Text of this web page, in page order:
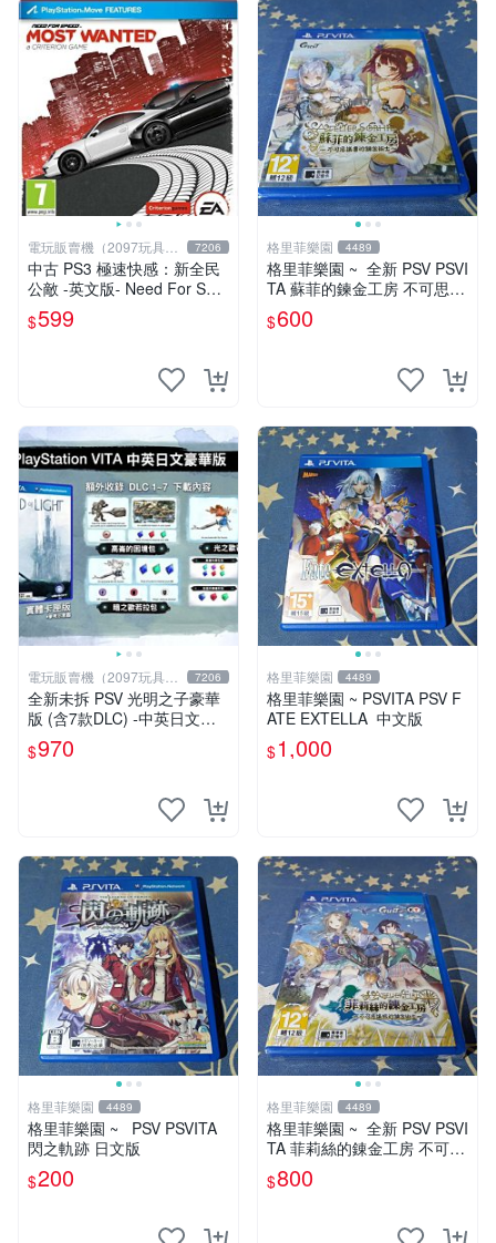
電玩販賣機（2097玩具公
仔舖
7206
中古 PS3 極速快感：新全民
公敵 -英文版- Need For Spe
ed Most Wanted
$599
格里菲樂園 4489
格里菲樂園 ~ 全新 PSV PSVI
TA 蘇菲的鍊金工房 不可思議
之書的鍊金術士 中文版
$600
電玩販賣機（2097玩具公
仔舖
7206
全新未拆 PSV 光明之子豪華
版 (含7款DLC) -中英日文亞
版- Child of Light
$970
格里菲樂園 4489
格里菲樂園 ~ PSVITA PSV F
ATE EXTELLA 中文版
$1,000
格里菲樂園 4489
格里菲樂園 ~ PSV PSVITA
閃之軌跡 日文版
$200
格里菲樂園 4489
格里菲樂園 ~ 全新 PSV PSVI
TA 菲莉絲的錬金工房 不可思
議旅的鍊金術士 中文版
$800